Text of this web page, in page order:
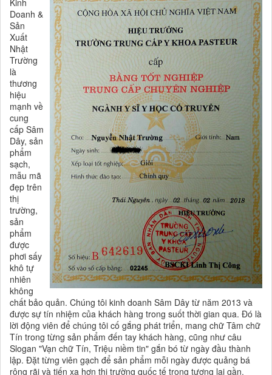
Doanh &
Sản
Xuất
Nhật
Trường
là
thương
hiệu
mạnh về
cung
cấp Sâm
Dây, sản
phẩm
sạch,
mẫu mã
đẹp trên
thị
trường,
sản
phẩm
được
phơi sấy
khô tự
nhiên
không
chất bảo quản. Chúng tôi kinh doanh Sâm Dây từ năm 2013 và
được sự tín nhiệm của khách hàng trong suốt thời gian qua. Đó là
lời động viên để chúng tôi cố gắng phát triển, mang chữ Tâm chữ
Tín trong từng sản phẩm đến tay khách hàng, cũng như câu
Slogan "Vạn chữ Tín, Triệu niềm tin" gắn bó từ ngày đầu thành
lập. Đặt từng viên gạch để sản phẩm mỗi ngày được quảng bá
rộng rãi và tiến xa hơn thị trường quốc tế trong tương lai gần.